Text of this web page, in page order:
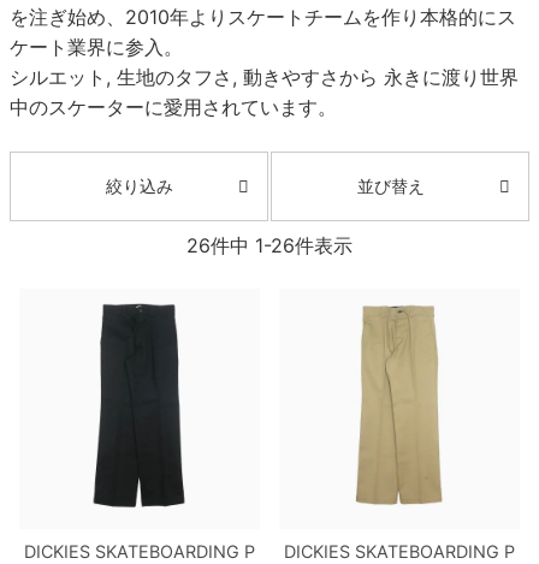
を注ぎ始め、2010年よりスケートチームを作り本格的にス
ケート業界に参入。
シルエット, 生地のタフさ, 動きやすさから 永きに渡り世界
中のスケーターに愛用されています。
絞り込み 並び替え
26件中 1-26件表示
DICKIES SKATEBOARDING P
DICKIES SKATEBOARDING P
7.6inch
7.7inch
7.8inch
7.9inch
7.7inch
7.8inch
7.9inch
8.0inch
ウィール
55mm
56mm
57mm
58mm
スピットファイヤー F4（フォーミュラフォ
ー）
ボーンズ XF（エックスフォーミュラ）
ボーンズ STF（エスティーエフ）
パウエルペラルタ DF（ドラゴンフォーミュ
ソフトウィール（クルーザー）
ベアリング
デッキテープ
ボルト
足回りセット（トラック・ウィールセット）
ヘルメット・パッド
練習用アイテム（初心者におすすめ）
23.5cm
24cm
24.5cm
25cm
サンダル
インソール
シューレース・その他
パーカー
トレーナー・セーター
パンツ
ショーツ
7分袖シャツ・ラグラン
半袖シャツ
キャップ
スタッフおすすめアイテム
ブランド紹介
INFO
カリフォルニアストリートの歴史
求人情報
プライバシーポリシー